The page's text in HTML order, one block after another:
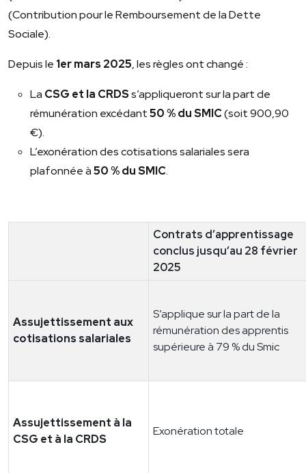
(Contribution pour le Remboursement de la Dette
Sociale).
Depuis le 1er mars 2025, les règles ont changé :
La CSG et la CRDSs’appliqueront sur la part de
rémunération excédant50 % du SMIC(soit 900,90
€).
L’exonération des cotisations salariales sera
plafonnée à50 % du SMIC.
Contrats d’apprentissage
conclus jusqu’au 28 février
2025
Assujettissement aux
cotisations salariales
S’applique sur la part de la
rémunération des apprentis
supérieure à 79 % du Smic
Assujettissement à la
CSG et à la CRDS
Exonération totale